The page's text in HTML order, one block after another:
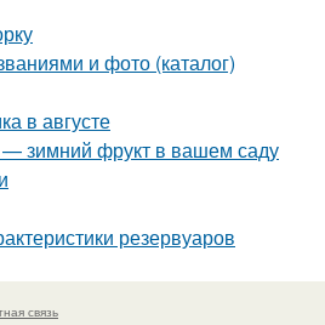
и фото (каталог)
в августе
зимний фрукт в вашем саду
резервуаров
связь